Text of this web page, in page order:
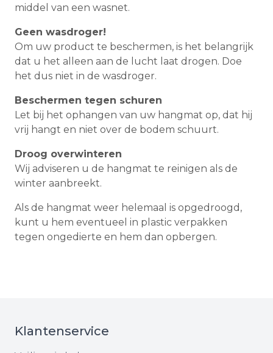
middel van een wasnet.
Geen wasdroger!
Om uw product te beschermen, is het belangrijk
dat u het alleen aan de lucht laat drogen. Doe
het dus niet in de wasdroger.
Beschermen tegen schuren
Let bij het ophangen van uw hangmat op, dat hij
vrij hangt en niet over de bodem schuurt.
Droog overwinteren
Wij adviseren u de hangmat te reinigen als de
winter aanbreekt.
Als de hangmat weer helemaal is opgedroogd,
kunt u hem eventueel in plastic verpakken
tegen ongedierte en hem dan opbergen.
Klantenservice